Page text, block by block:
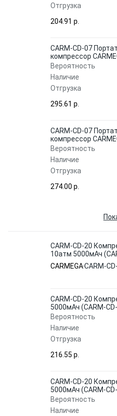
Отгрузка
204.91 p.
CARM-CD-07
компрессор
Вероятность
Наличие
Отгрузка
295.61 p.
CARM-CD-07
компрессор
Вероятность
Наличие
Отгрузка
274.00 p.
CARM-CD-20
10атм 5000мАч
CARMEGACARM-
CARM-CD-20
5000мАч (CARM-
Вероятность
Наличие
Отгрузка
216.55 p.
CARM-CD-20
5000мАч (CARM-
Вероятность
Наличие